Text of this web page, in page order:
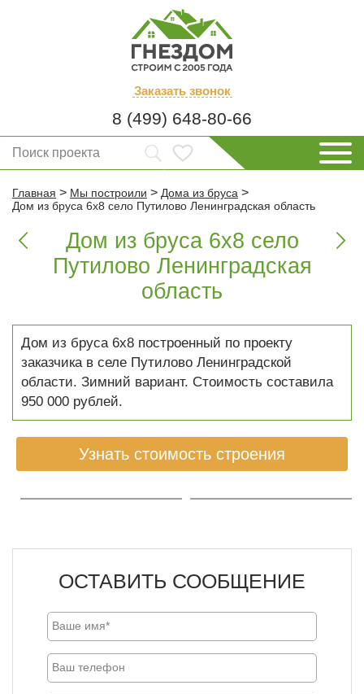
Заказать звонок
8 (499) 648-80-66
Главная > Мы построили > Дома из бруса >
Дом из бруса 6х8 село Путилово Ленинградская область

Дом из бруса 6х8 село
Путилово Ленинградская
область

Дом из бруса 6х8 построенный по проекту
заказчика в селе Путилово Ленинградской
области. Зимний вариант. Стоимость составила
950 000 рублей.
Узнать стоимость строения
ОСТАВИТЬ СООБЩЕНИЕ